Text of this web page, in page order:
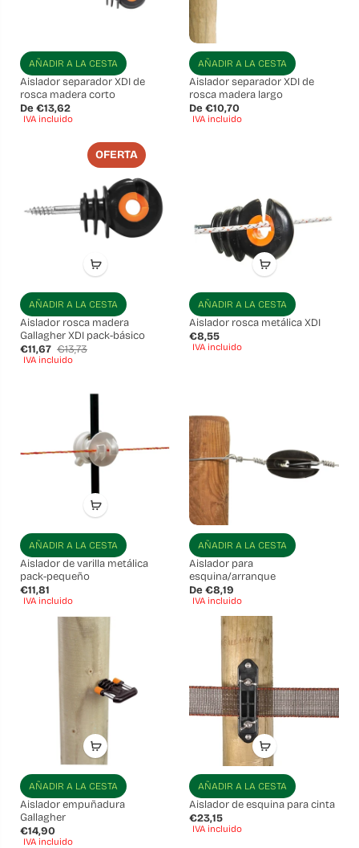
AÑADIR A LA CESTA
Aislador separador XDI de
rosca madera corto
De €13,62
IVA incluido
AÑADIR A LA CESTA
Aislador separador XDI de
rosca madera largo
De €10,70
IVA incluido
OFERTA
AÑADIR A LA CESTA
Aislador rosca madera
Gallagher XDI pack-básico
€11,67 €13,73
IVA incluido
AÑADIR A LA CESTA
Aislador rosca metálica XDI
€8,55
IVA incluido
AÑADIR A LA CESTA
Aislador de varilla metálica
pack-pequeño
€11,81
IVA incluido
AÑADIR A LA CESTA
Aislador para
esquina/arranque
De €8,19
IVA incluido
AÑADIR A LA CESTA
Aislador empuñadura
Gallagher
€14,90
IVA incluido
AÑADIR A LA CESTA
Aislador de esquina para cinta
€23,15
IVA incluido